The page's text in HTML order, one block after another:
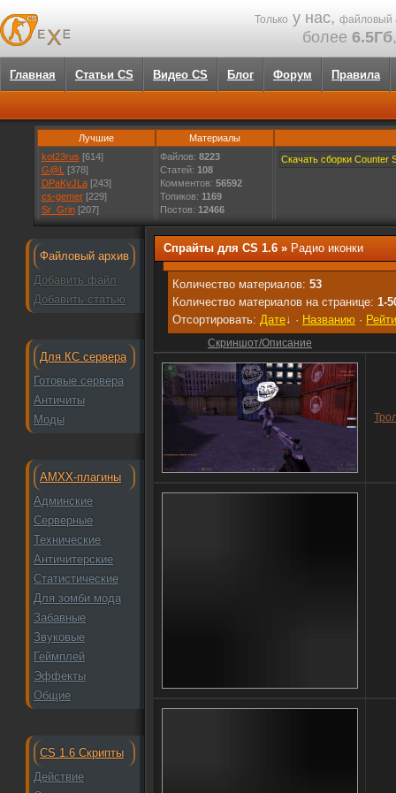
Только у нас, файловый
более 6.5Гб
Главная Статьи CS Видео CS Блог Форум Правила
Лучшие
kot23rus [614]
G@L
[378]
DPaKyJLa[243]
cs-gemer[229]
Sr_Grin[207]
Материалы
Файлов: 8223
Статей: 108
Комментов: 56592
Топиков: 1169
Постов: 12466
Скачать сборки Counter
Файловый архив
Добавить файл
Добавить статью
Для КС сервера
Готовые сервера
Античиты
Моды
AMXX-плагины
Админские
Серверные
Технические
Античитерские
Статистические
Для зомби мода
Забавные
Звуковые
Геймплей
Эффекты
Общие
CS 1.6 Скрипты
Действие
Спрайты для CS 1.6 » Радио иконки
Количество материалов: 53
Количество материалов на странице: 1-
Отсортировать: Дате↓ · Названию ·
Скриншот/Описание